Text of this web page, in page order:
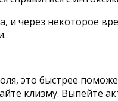
и через некоторое
это быстрее
клизму. Выпейте